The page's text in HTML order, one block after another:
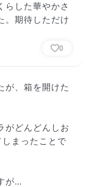
らした華やかさ
。期待しただけ
0
が、箱を開けた
がどんどんしお
まったことで
が…